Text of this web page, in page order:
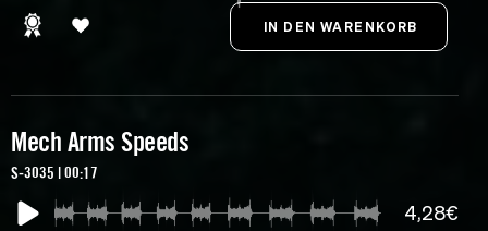
Mech Arms Speeds
S-3035 | 00:17
4,28€